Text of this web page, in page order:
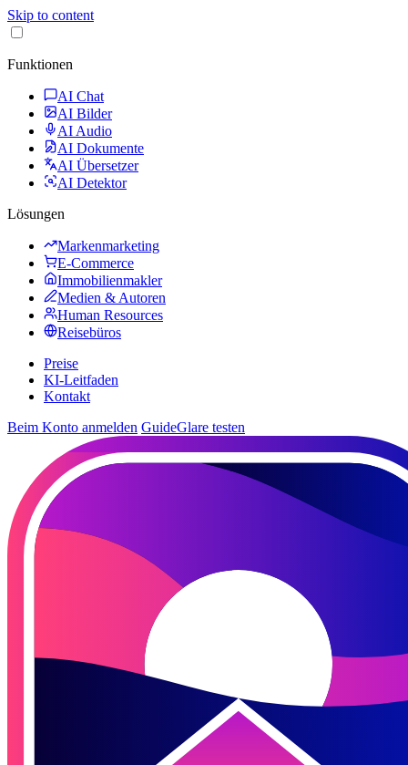
Skip to content
Funktionen
AI Chat
AI Bilder
AI Audio
AI Dokumente
AI Übersetzer
AI Detektor
Lösungen
Markenmarketing
E-Commerce
Immobilienmakler
Medien & Autoren
Human Resources
Reisebüros
Preise
KI-Leitfaden
Kontakt
Beim Konto anmelden GuideGlare testen